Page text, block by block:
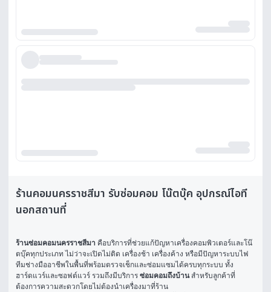
ร้านคอมนครราชสีมา รับซ่อมคอม โน๊ตบุ๊ค อุปกรณ์ไอที
นอกสถานที่
ร้านซ่อมคอมนครราชสีมา คือบริการที่ช่วยแก้ปัญหาเครื่องคอมพิวเตอร์และโน๊
ตบุ๊คทุกประเภท ไม่ว่าจะเปิดไม่ติด เครื่องช้า เครื่องค้าง หรือมีปัญหาระบบไฟ
ทีมช่างมืออาชีพในพื้นที่พร้อมตรวจเช็กและซ่อมแซมได้ครบทุกระบบ ทั้ง
ฮาร์ดแวร์และซอฟต์แวร์ รวมถึงมีบริการ ซ่อมคอมถึงบ้าน สำหรับลูกค้าที่
ต้องการความสะดวกโดยไม่ต้องนำเครื่องมาที่ร้าน